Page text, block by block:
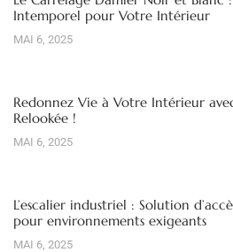
Intemporel pour Votre Intérieur
MAI 6, 2025
Redonnez Vie à Votre Intérieur
Relookée !
MAI 6, 2025
L’escalier industriel : Solution
pour environnements exigeants
MAI 6, 2025